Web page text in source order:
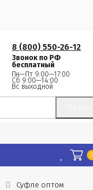
8 (800) 550-26-12
Звонок по РФ
бесплатный
Пн—Пт 9:00—17:00
Сб 9:00—14:00
Вс выходной
Суфле оптом